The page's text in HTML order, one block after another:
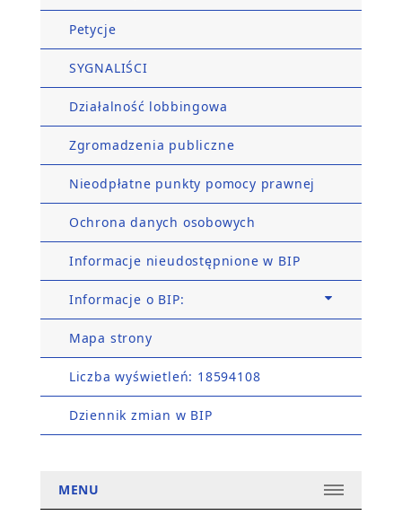
Petycje
SYGNALIŚCI
Działalność lobbingowa
Zgromadzenia publiczne
Nieodpłatne punkty pomocy prawnej
Ochrona danych osobowych
Informacje nieudostępnione w BIP
Informacje o BIP:
Mapa strony
Liczba wyświetleń: 18594108
Dziennik zmian w BIP
MENU